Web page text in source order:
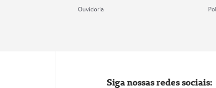
Ouvidoria
Siga nossas redes sociais: